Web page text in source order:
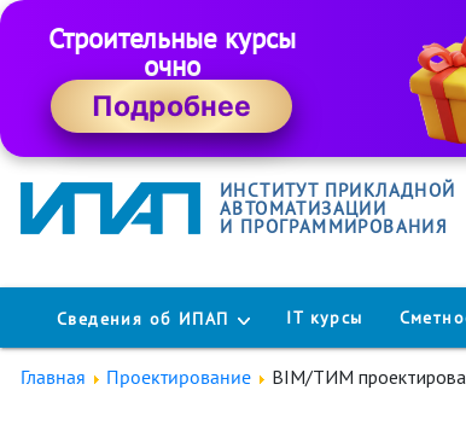
Строительные курсы
очно
Подробнее
ИНСТИТУТ ПРИКЛАДНОЙ
АВТОМАТИЗАЦИИ
И ПРОГРАММИРОВАНИЯ
Сведения об ИПАП IT курсы
Главная Проектирование BIM/ТИМ